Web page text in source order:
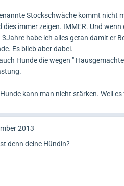
Stockschwäche kommt nicht
dies immer zeigen. IMMER. Und
habe ich alles getan damit er
Es blieb aber dabei.
Hunde die wegen "
kann man nicht stärken. Weil
2013
denn deine Hündin?